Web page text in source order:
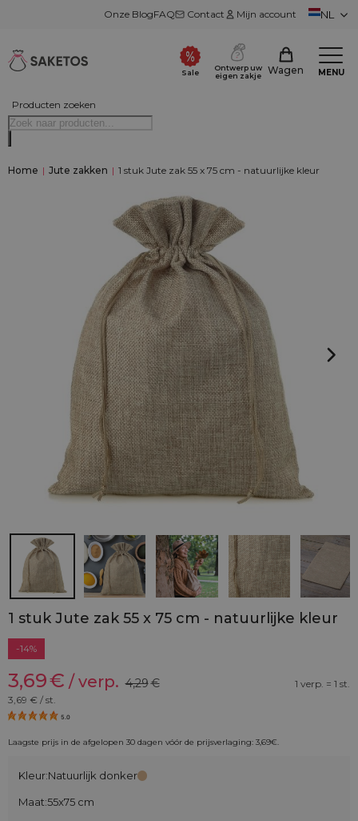
Onze BlogFAQ Contact Mijn account NL
Producten zoeken
Sale
Ontwerp uw
eigen zakje
Wagen MENU
Home | Jute zakken | 1 stuk Jute zak 55 x 75 cm - natuurlijke kleur
1 stuk Jute zak 55 x 75 cm - natuurlijke kleur
-14%
3,69€ / verp. 4,29€
1 verp. = 1 st.
3,69 € / st.
5.0
Laagste prijs in de afgelopen 30 dagen vóór de prijsverlaging: 3,69€.
Kleur:Natuurlijk donker
Maat:55x75 cm